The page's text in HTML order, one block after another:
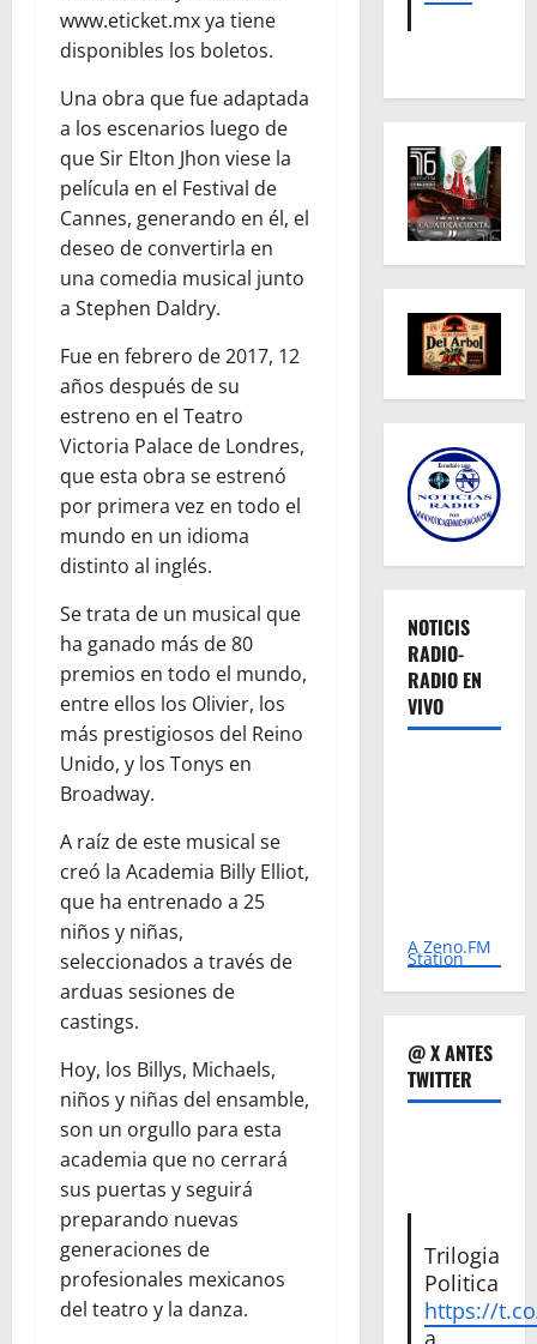
www.eticket.mx ya tiene
disponibles los boletos.
Una obra que fue adaptada
a los escenarios luego de
que Sir Elton Jhon viese la
película en el Festival de
Cannes, generando en él, el
deseo de convertirla en
una comedia musical junto
a Stephen Daldry.
Fue en febrero de 2017, 12
años después de su
estreno en el Teatro
Victoria Palace de Londres,
que esta obra se estrenó
por primera vez en todo el
mundo en un idioma
distinto al inglés.
Se trata de un musical que
ha ganado más de 80
premios en todo el mundo,
entre ellos los Olivier, los
más prestigiosos del Reino
Unido, y los Tonys en
Broadway.
A raíz de este musical se
creó la Academia Billy Elliot,
que ha entrenado a 25
niños y niñas,
seleccionados a través de
arduas sesiones de
castings.
Hoy, los Billys, Michaels,
niños y niñas del ensamble,
son un orgullo para esta
academia que no cerrará
sus puertas y seguirá
preparando nuevas
generaciones de
profesionales mexicanos
del teatro y la danza.
NOTICIS
RADIO-
RADIO EN
VIVO
A Zeno.FM
Station
@ X ANTES
TWITTER
Trilogia
Politica
https://